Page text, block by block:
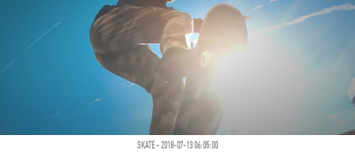
SKATE - 2018-07-13 06:05:00